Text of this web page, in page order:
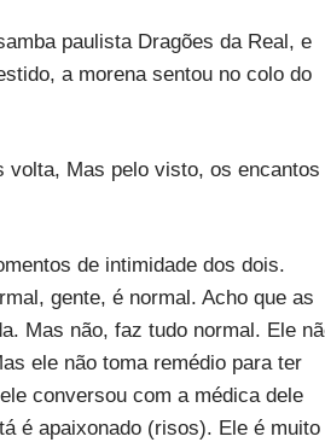
paulista Dragões da Real, e
a morena sentou no colo do
volta, Mas pelo visto, os encantos
de intimidade dos dois.
gente, é normal. Acho que as
Mas não, faz tudo normal. Ele
ele não toma remédio para ter
conversou com a médica dele
é apaixonado (risos). Ele é muito